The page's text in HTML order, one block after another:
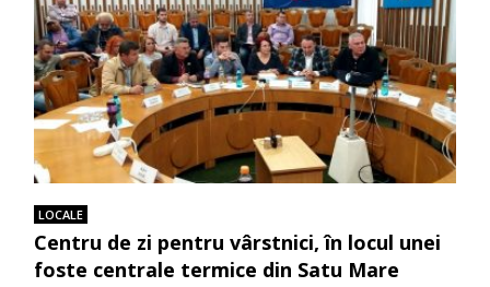
LOCALE
Centru de zi pentru vârstnici, în locul unei
foste centrale termice din Satu Mare